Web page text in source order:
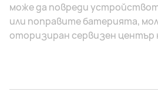
може да повреди
или поправите батерията,
оторизиран сервизен център